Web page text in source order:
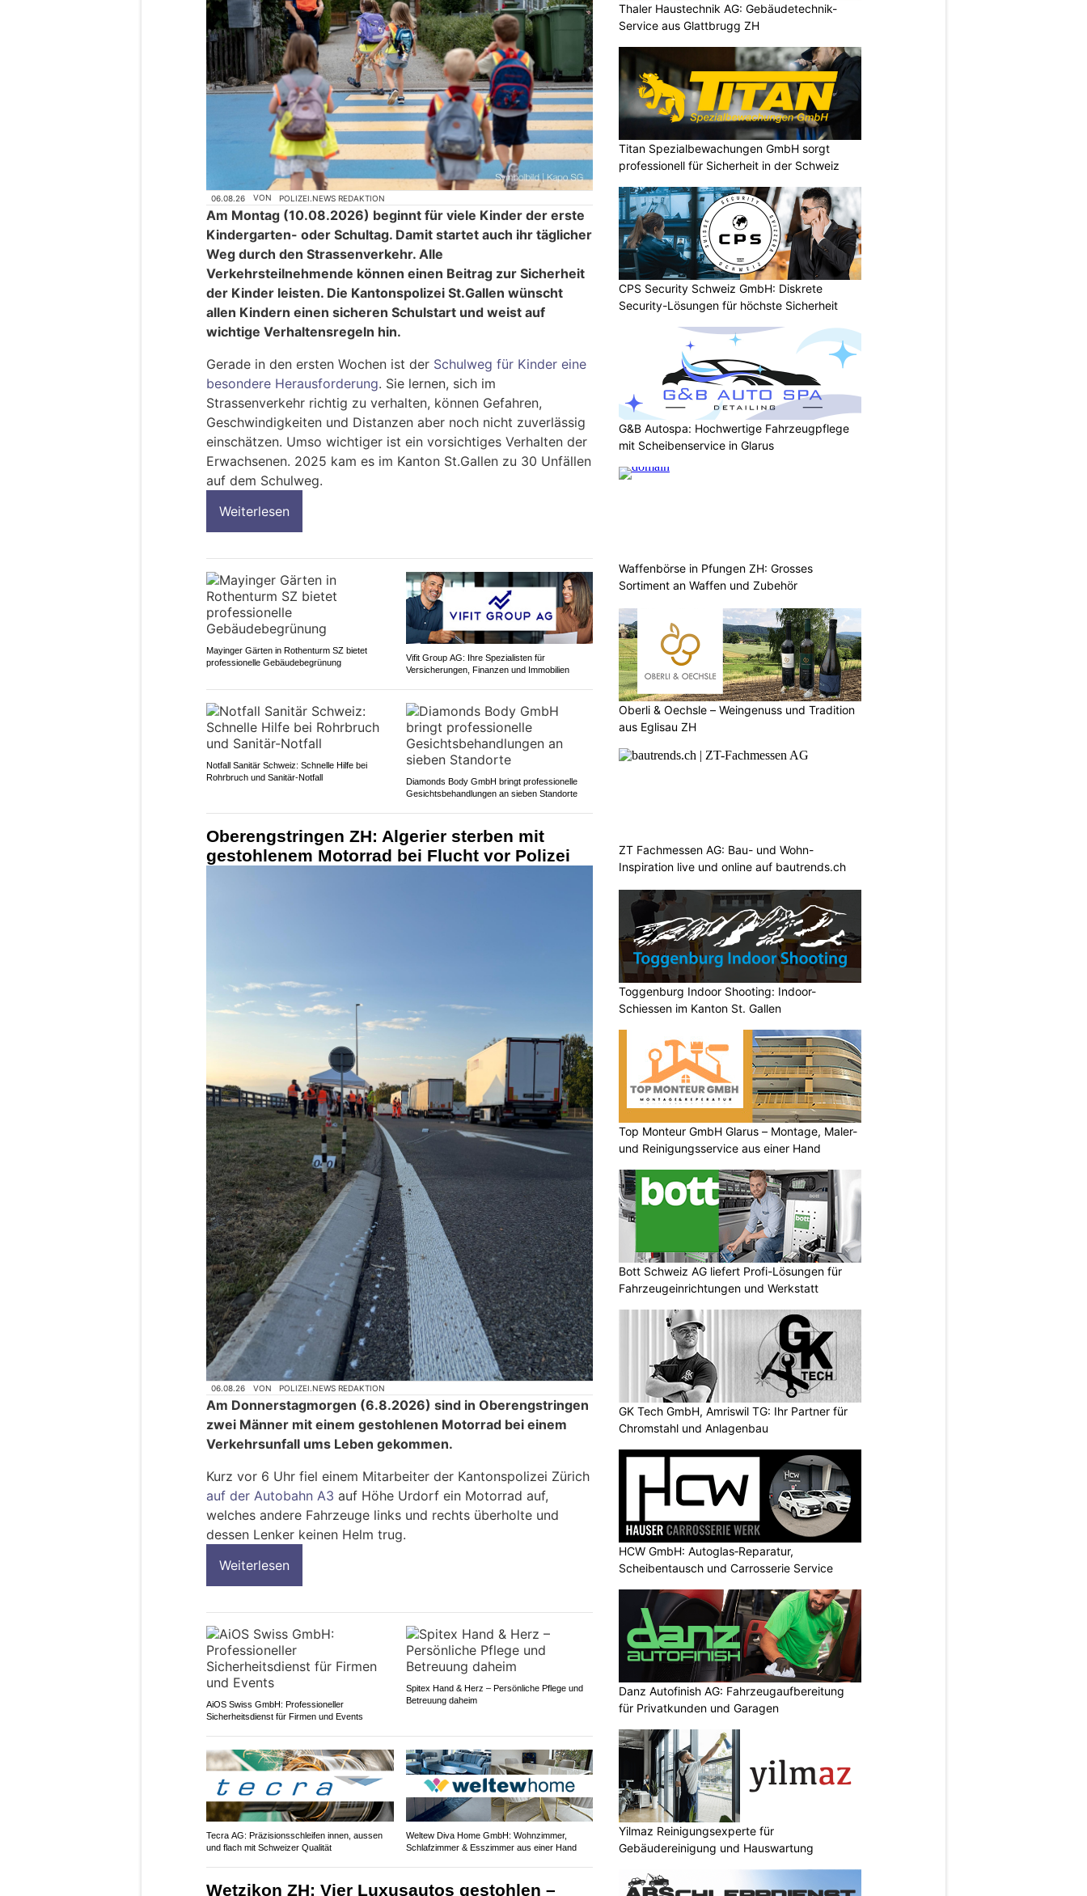
06.08.26 VON POLIZEI.NEWS REDAKTION
Am Montag (10.08.2026) beginnt für viele Kinder der erste
Kindergarten- oder Schultag. Damit startet auch ihr täglicher
Weg durch den Strassenverkehr. Alle
Verkehrsteilnehmende können einen Beitrag zur Sicherheit
der Kinder leisten. Die Kantonspolizei St.Gallen wünscht
allen Kindern einen sicheren Schulstart und weist auf
wichtige Verhaltensregeln hin.
Gerade in den ersten Wochen ist der Schulweg für Kinder eine
besondere Herausforderung. Sie lernen, sich im
Strassenverkehr richtig zu verhalten, können Gefahren,
Geschwindigkeiten und Distanzen aber noch nicht zuverlässig
einschätzen. Umso wichtiger ist ein vorsichtiges Verhalten der
Erwachsenen. 2025 kam es im Kanton St.Gallen zu 30 Unfällen
auf dem Schulweg.
Weiterlesen
Mayinger Gärten in Rothenturm SZ bietet
professionelle Gebäudebegrünung
Vifit Group AG: Ihre Spezialisten für
Versicherungen, Finanzen und Immobilien
Notfall Sanitär Schweiz: Schnelle Hilfe bei
Rohrbruch und Sanitär-Notfall
Diamonds Body GmbH bringt professionelle
Gesichtsbehandlungen an sieben Standorte
Oberengstringen ZH: Algerier sterben mit
gestohlenem Motorrad bei Flucht vor Polizei
06.08.26 VON POLIZEI.NEWS REDAKTION
Am Donnerstagmorgen (6.8.2026) sind in Oberengstringen
zwei Männer mit einem gestohlenen Motorrad bei einem
Verkehrsunfall ums Leben gekommen.
Kurz vor 6 Uhr fiel einem Mitarbeiter der Kantonspolizei Zürich
auf der Autobahn A3 auf Höhe Urdorf ein Motorrad auf,
welches andere Fahrzeuge links und rechts überholte und
dessen Lenker keinen Helm trug.
Weiterlesen
AiOS Swiss GmbH: Professioneller
Sicherheitsdienst für Firmen und Events
Spitex Hand & Herz – Persönliche Pflege und
Betreuung daheim
Tecra AG: Präzisionsschleifen innen, aussen
und flach mit Schweizer Qualität
Weltew Diva Home GmbH: Wohnzimmer,
Schlafzimmer & Esszimmer aus einer Hand
Wetzikon ZH: Vier Luxusautos gestohlen –
Thaler Haustechnik AG: Gebäudetechnik-
Service aus Glattbrugg ZH
Titan Spezialbewachungen GmbH sorgt
professionell für Sicherheit in der Schweiz
CPS Security Schweiz GmbH: Diskrete
Security-Lösungen für höchste Sicherheit
G&B Autospa: Hochwertige Fahrzeugpflege
mit Scheibenservice in Glarus
Waffenbörse in Pfungen ZH: Grosses
Sortiment an Waffen und Zubehör
Oberli & Oechsle – Weingenuss und Tradition
aus Eglisau ZH
ZT Fachmessen AG: Bau- und Wohn-
Inspiration live und online auf bautrends.ch
Toggenburg Indoor Shooting: Indoor-
Schiessen im Kanton St. Gallen
Top Monteur GmbH Glarus – Montage, Maler-
und Reinigungsservice aus einer Hand
Bott Schweiz AG liefert Profi-Lösungen für
Fahrzeugeinrichtungen und Werkstatt
GK Tech GmbH, Amriswil TG: Ihr Partner für
Chromstahl und Anlagenbau
HCW GmbH: Autoglas‑Reparatur,
Scheibentausch und Carrosserie Service
Danz Autofinish AG: Fahrzeugaufbereitung
für Privatkunden und Garagen
Yilmaz Reinigungsexperte für
Gebäudereinigung und Hauswartung